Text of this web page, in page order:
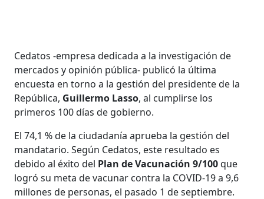
Cedatos -empresa dedicada a la investigación de
mercados y opinión pública- publicó la última
encuesta en torno a la gestión del presidente de la
República, Guillermo Lasso, al cumplirse los
primeros 100 días de gobierno.
El 74,1 % de la ciudadanía aprueba la gestión del
mandatario. Según Cedatos, este resultado es
debido al éxito del Plan de Vacunación 9/100que
logró su meta de vacunar contra la COVID-19 a 9,6
millones de personas, el pasado 1 de septiembre.